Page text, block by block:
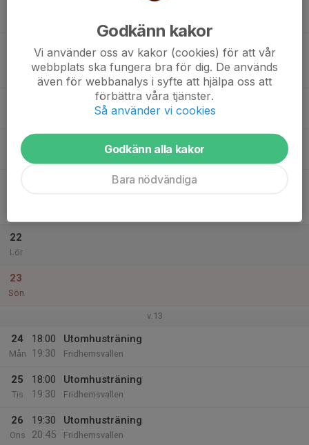
19:30
21:30
Match mot Smögens IF
DM Grupp A
Fridhemsvallen Konstgräs
Utomhusträning
Fridhemsvallen
20
Tor
Match mot Tanums IF
22
Lör
23
Sön
v.13
24
Mån
18:00
19:30
Utomhusträning
Fridhemsvallen
25
Tis
18:00
19:30
Utomhusträning
Fridhemsvallen
26
Ons
19:30
20:45
Utomhusträning
Fridhemsvallen
Godkänn kakor
Vi använder oss av kakor (cookies) för att vår
webbplats ska fungera bra för dig. De används
även för webbanalys i syfte att hjälpa oss att
förbättra våra tjänster.
Så använder vi cookies
Godkänn alla kakor
Bara nödvändiga